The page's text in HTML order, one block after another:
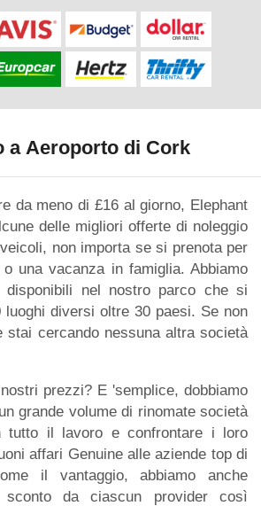
a Aeroporto di Cork
da meno di £16 al giorno, Elephant
delle migliori offerte di noleggio
non importa se si prenota per
una vacanza in famiglia. Abbiamo
disponibili nel nostro parco che si
luoghi diversi oltre 30 paesi. Se non
stai cercando nessuna altra società
prezzi? E 'semplice, dobbiamo
grande volume di rinomate società
tutto il lavoro e confrontare i loro
affari Genuine alle aziende top di
il vantaggio, abbiamo anche
da ciascun provider così